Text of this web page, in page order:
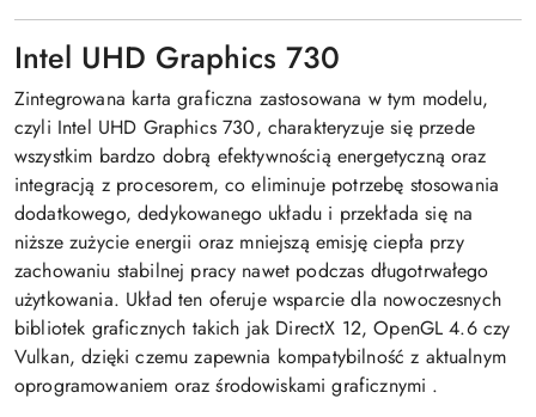
Intel UHD Graphics 730
Zintegrowana karta graficzna zastosowana w tym modelu,
czyli Intel UHD Graphics 730, charakteryzuje się przede
wszystkim bardzo dobrą efektywnością energetyczną oraz
integracją z procesorem, co eliminuje potrzebę stosowania
dodatkowego, dedykowanego układu i przekłada się na
niższe zużycie energii oraz mniejszą emisję ciepła przy
zachowaniu stabilnej pracy nawet podczas długotrwałego
użytkowania. Układ ten oferuje wsparcie dla nowoczesnych
bibliotek graficznych takich jak DirectX 12, OpenGL 4.6 czy
Vulkan, dzięki czemu zapewnia kompatybilność z aktualnym
oprogramowaniem oraz środowiskami graficznymi .